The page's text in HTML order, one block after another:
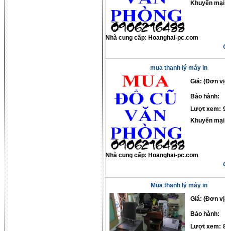
Khuyến
Nhà cung cấp: Hoanghai-pc.com
mua thanh lý máy in
Giá: (Đơn
Bảo hành:
Lượt xem:
Khuyến
Nhà cung cấp: Hoanghai-pc.com
Mua thanh lý máy in
Giá: (Đơn
Bảo hành:
Lượt xem: